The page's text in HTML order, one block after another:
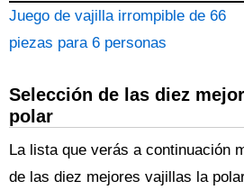
Juego de vajilla irrompible de 66
piezas para 6 personas
Selección de las diez
polar
La lista que verás a continuación
de las diez mejores vajillas la